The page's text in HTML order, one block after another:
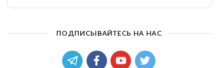
ПОДПИСЫВАЙТЕСЬ НА НАС